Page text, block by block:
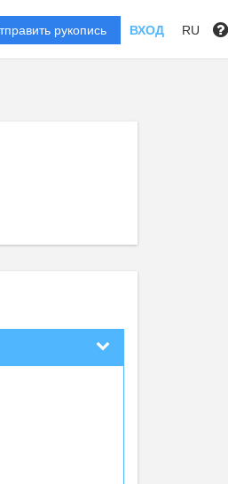
рукопись ВХОД RU